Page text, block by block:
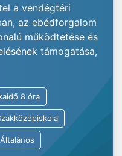
a vendégtéri
az ebédforgalom
működtetése és
támogatása,
8 óra
Általános